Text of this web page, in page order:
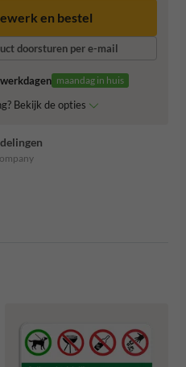
doorsturen per e-mail
maandag in huis
Bekijk de opties